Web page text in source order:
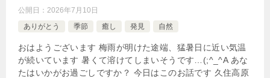
公開日： 2026年7月10日
ありがとう
季節 癒し 発見 自然
おはようございます 梅雨が明けた途端、猛暑日に近い気温
が続いています 暑くて溶けてしまいそうです…(;^_^A あな
たはいかがお過ごしですか？ 今日はこのお話です 久住高原